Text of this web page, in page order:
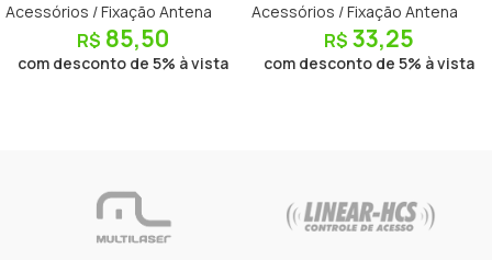
Acessórios / Fixação Antena
R$ 85,50
com desconto de 5% à vista
Acessórios / Fixação Antena
R$ 33,25
com desconto de 5% à vista